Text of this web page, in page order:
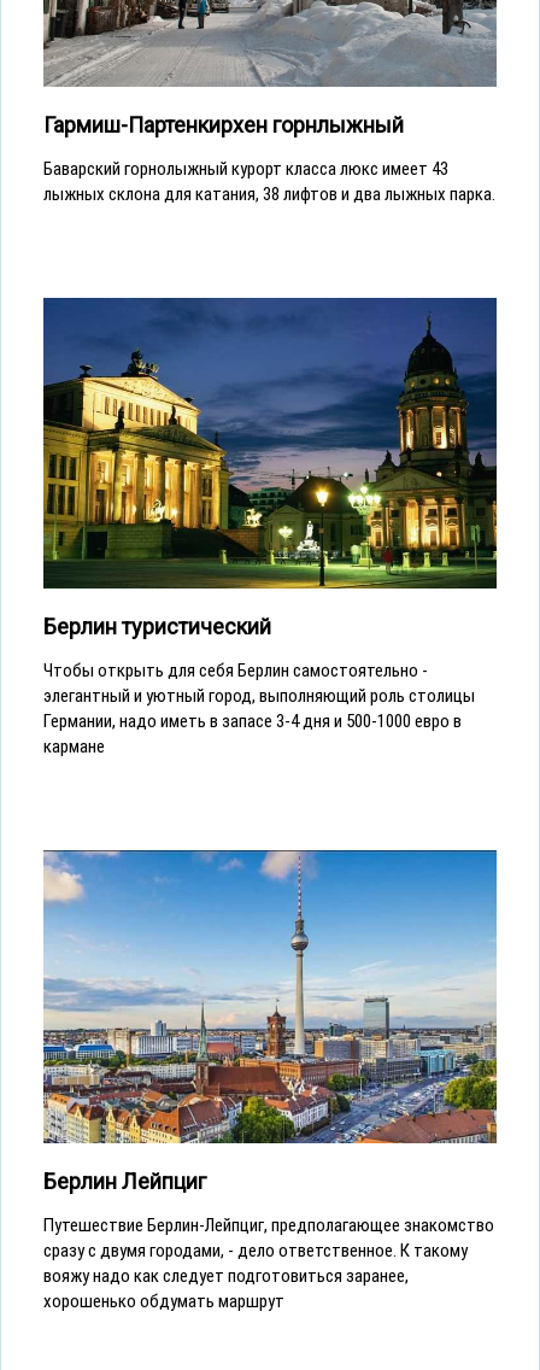
Гармиш-Партенкирхен горнлыжный
Баварский горнолыжный курорт класса люкс имеет 43
лыжных склона для катания, 38 лифтов и два лыжных парка.
Берлин туристический
Чтобы открыть для себя Берлин самостоятельно -
элегантный и уютный город, выполняющий роль столицы
Германии, надо иметь в запасе 3-4 дня и 500-1000 евро в
кармане
Берлин Лейпциг
Путешествие Берлин-Лейпциг, предполагающее знакомство
сразу с двумя городами, - дело ответственное. К такому
вояжу надо как следует подготовиться заранее,
хорошенько обдумать маршрут